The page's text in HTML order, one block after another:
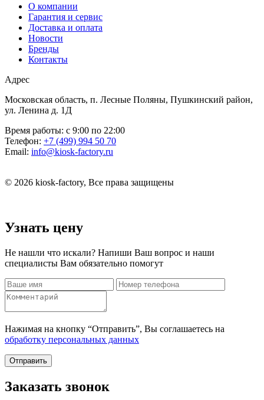
О компании
Гарантия и сервис
Доставка и оплата
Новости
Бренды
Контакты
Адрес
Московская область, п. Лесные Поляны, Пушкинский район,
ул. Ленина д. 1Д
Время работы: с 9:00 по 22:00
Телефон: +7 (499) 994 50 70
Email: info@kiosk-factory.ru
© 2026 kiosk-factory, Все права защищены
Узнать цену
Не нашли что искали? Напиши Ваш вопрос и наши
специалисты Вам обязательно помогут
Нажимая на кнопку “Отправить”, Вы соглашаетесь на
обработку персональных данных
Отправить
Заказать звонок